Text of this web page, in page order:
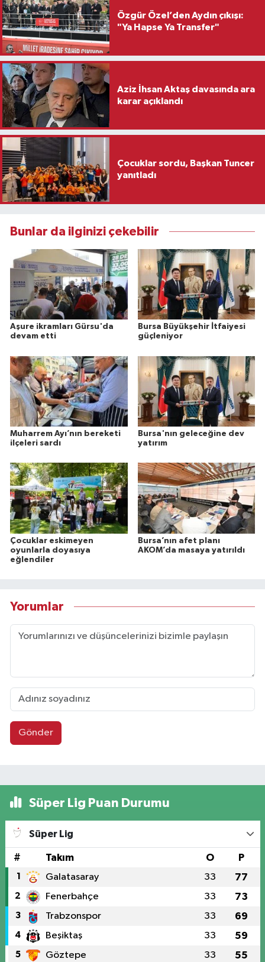
Özgür Özel’den Aydın çıkışı:
"Ya Hapse Ya Transfer"
Aziz İhsan Aktaş davasında ara
karar açıklandı
Çocuklar sordu, Başkan Tuncer
yanıtladı
Bunlar da ilginizi çekebilir
Aşure ikramları Gürsu'da
devam etti
Bursa Büyükşehir İtfaiyesi
güçleniyor
Muharrem Ayı’nın bereketi
ilçeleri sardı
Bursa'nın geleceğine dev
yatırım
Çocuklar eskimeyen
oyunlarla doyasıya
eğlendiler
Bursa’nın afet planı
AKOM’da masaya yatırıldı
Yorumlar
Gönder
Süper Lig Puan Durumu
Süper Lig
# Takım O P
1 Galatasaray 33 77
2 Fenerbahçe 33 73
3 Trabzonspor 33 69
4 Beşiktaş 33 59
5 Göztepe 33 55